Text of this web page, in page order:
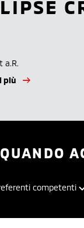
a.R.
più
competenti